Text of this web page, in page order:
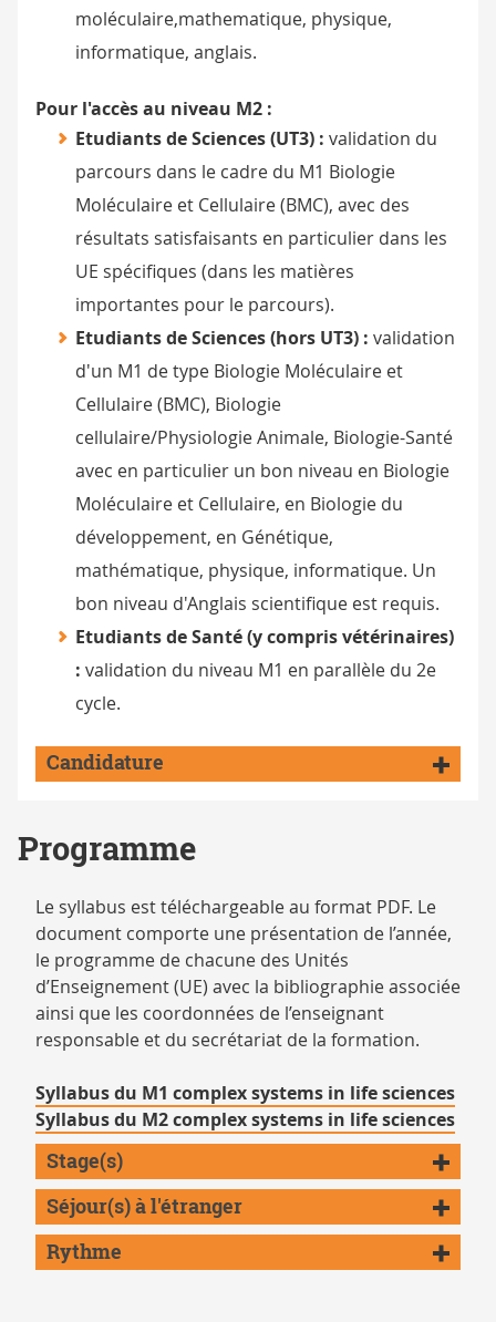
moléculaire,mathematique, physique,
informatique, anglais.
Pour l'accès au niveau M2 :
Etudiants de Sciences (UT3) : validation du
parcours dans le cadre du M1 Biologie
Moléculaire et Cellulaire (BMC), avec des
résultats satisfaisants en particulier dans les
UE spécifiques (dans les matières
importantes pour le parcours).
Etudiants de Sciences (hors UT3) : validation
d'un M1 de type Biologie Moléculaire et
Cellulaire (BMC), Biologie
cellulaire/Physiologie Animale, Biologie-Santé
avec en particulier un bon niveau en Biologie
Moléculaire et Cellulaire, en Biologie du
développement, en Génétique,
mathématique, physique, informatique. Un
bon niveau d'Anglais scientifique est requis.
Etudiants de Santé (y compris vétérinaires)
: validation du niveau M1 en parallèle du 2e
cycle.
Candidature
Programme
Le syllabus est téléchargeable au format PDF. Le
document comporte une présentation de l’année,
le programme de chacune des Unités
d’Enseignement (UE) avec la bibliographie associée
ainsi que les coordonnées de l’enseignant
responsable et du secrétariat de la formation.
Syllabus du M1 complex systems in life sciences
Syllabus du M2 complex systems in life sciences
Stage(s)
Séjour(s) à l'étranger
Rythme